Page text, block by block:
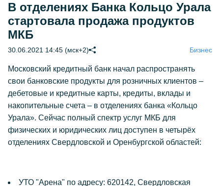
В отделениях Банка Кольцо Урала
стартовала продажа продуктов
МКБ
30.06.2021 14:45 (мск+2) Бизнес
Московский кредитный банк начал распространять
свои банковские продукты для розничных клиентов –
дебетовые и кредитные карты, кредиты, вклады и
накопительные счета – в отделениях банка «Кольцо
Урала». Сейчас полный спектр услуг МКБ для
физических и юридических лиц доступен в четырёх
отделениях Свердловской и Оренбургской областей:
УТО "Арена" по адресу: 620142, Свердловская